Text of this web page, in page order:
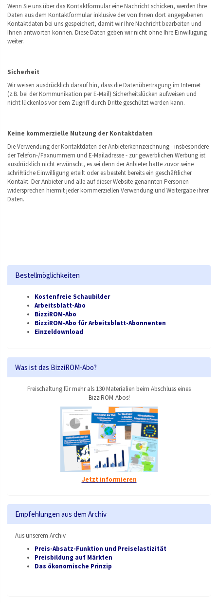
Wenn Sie uns über das Kontaktformular eine Nachricht schicken, werden Ihre
Daten aus dem Kontaktformular inklusive der von Ihnen dort angegebenen
Kontaktdaten bei uns gespeichert, damit wir Ihre Nachricht bearbeiten und
Ihnen antworten können. Diese Daten geben wir nicht ohne Ihre Einwilligung
weiter.
Sicherheit
Wir weisen ausdrücklich darauf hin, dass die Datenübertragung im Internet
(z.B. bei der Kommunikation per E-Mail) Sicherheitslücken aufweisen und
nicht lückenlos vor dem Zugriff durch Dritte geschützt werden kann.
Keine kommerzielle Nutzung der Kontaktdaten
Die Verwendung der Kontaktdaten der Anbieterkennzeichnung - insbesondere
der Telefon-/Faxnummern und E-Mailadresse - zur gewerblichen Werbung ist
ausdrücklich nicht erwünscht, es sei denn der Anbieter hatte zuvor seine
schriftliche Einwilligung erteilt oder es besteht bereits ein geschäftlicher
Kontakt. Der Anbieter und alle auf dieser Website genannten Personen
widersprechen hiermit jeder kommerziellen Verwendung und Weitergabe ihrer
Daten.
Bestellmöglichkeiten
Kostenfreie Schaubilder
Arbeitsblatt-Abo
BizziROM-Abo
BizziROM-Abo für Arbeitsblatt-Abonnenten
Einzeldownload
Was ist das BizziROM-Abo?
Freischaltung für mehr als 130 Materialien beim Abschluss eines
BizziROM-Abos!
Jetzt informieren
Empfehlungen aus dem Archiv
Aus unserem Archiv
Preis-Absatz-Funktion und Preiselastizität
Preisbildung auf Märkten
Das ökonomische Prinzip